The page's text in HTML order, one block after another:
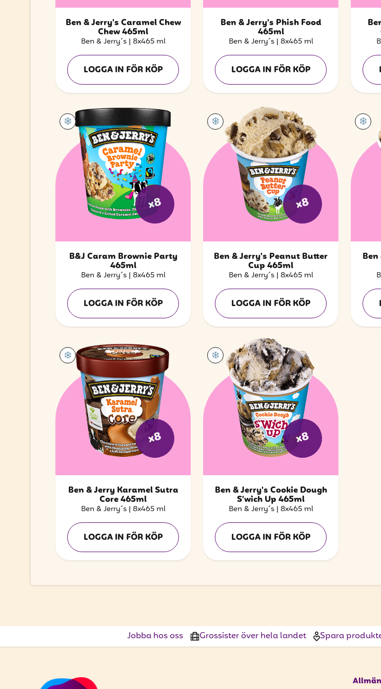
Ben & Jerry's Caramel Chew
Chew 465ml
Ben & Jerry´s | 8x465 ml
LOGGA IN FÖR KÖP
Ben & Jerry's Phish Food
465ml
Ben & Jerry´s | 8x465 ml
LOGGA IN FÖR KÖP
x8
B&J Caram Brownie Party
465ml
Ben & Jerry´s | 8x465 ml
LOGGA IN FÖR KÖP
x8
Ben & Jerry's Peanut Butter
Cup 465ml
Ben & Jerry´s | 8x465 ml
LOGGA IN FÖR KÖP
x8
Ben & Jerry Karamel Sutra
Core 465ml
Ben & Jerry´s | 8x465 ml
LOGGA IN FÖR KÖP
x8
Ben & Jerry's Cookie Dough
S'wich Up 465ml
Ben & Jerry´s | 8x465 ml
LOGGA IN FÖR KÖP
Jobba hos oss Grossister över hela landet Spara